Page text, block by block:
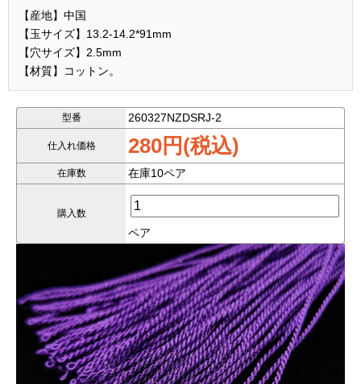
【産地】中国
【玉サイズ】13.2-14.2*91mm
【穴サイズ】2.5mm
【材質】コットン。
型番 260327NZDSRJ-2
仕入れ価格 280円(税込)
在庫数 在庫10ペア
購入数
ペア